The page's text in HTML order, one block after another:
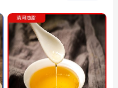
橄榄油瓶生产厂家